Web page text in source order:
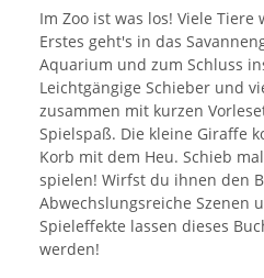
Im Zoo ist was los! Viele
Erstes geht's in das
Aquarium und zum Schluss
Leichtgängige Schieber und
zusammen mit kurzen
Spielspaß. Die kleine Giraffe
Korb mit dem Heu. Schieb
spielen! Wirfst du ihnen den
Abwechslungsreiche Szenen
Spieleffekte lassen dieses
werden!